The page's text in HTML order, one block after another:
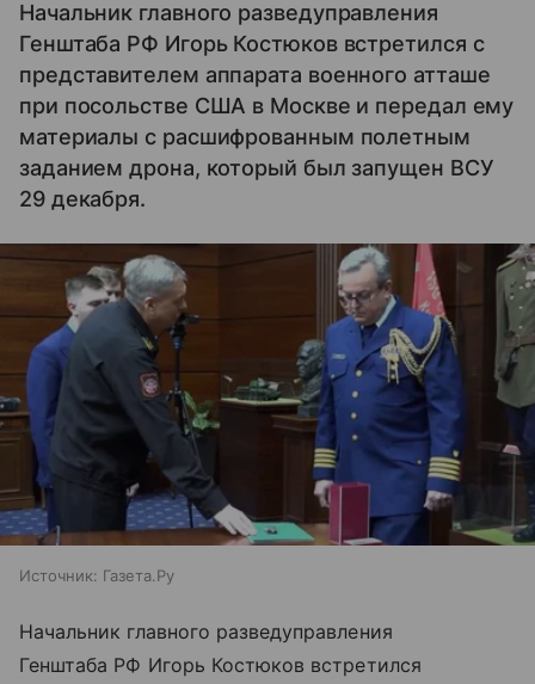
Начальник главного разведуправления
Генштаба РФ Игорь Костюков встретился с
представителем аппарата военного атташе
при посольстве США в Москве и передал ему
материалы с расшифрованным полетным
заданием дрона, который был запущен ВСУ
29 декабря.
Источник: Газета.Ру
Начальник главного разведуправления
Генштаба РФ Игорь Костюков встретился